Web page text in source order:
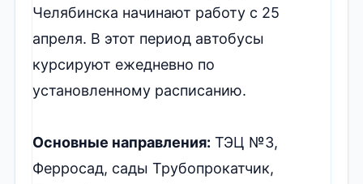
Челябинска начинают работу с 25
апреля. В этот период автобусы
курсируют ежедневно по
установленному расписанию.
Основные направления: ТЭЦ №3,
Ферросад, сады Трубопрокатчик,